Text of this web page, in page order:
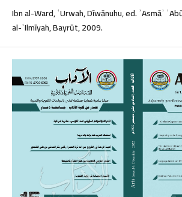
Ibn al-Ward, ʿUrwah, Dīwānuhu, ed. ʾAsmāʾ
al-ʿIlmīyah, Bayrūt, 2009.